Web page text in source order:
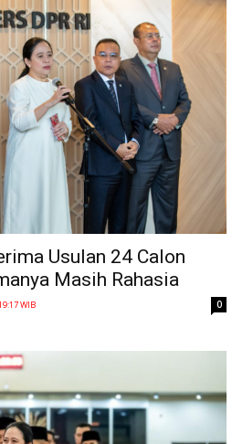
Usulan 24 Calon
Masih Rahasia
WIB 0